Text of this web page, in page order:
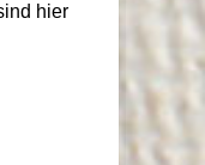
hier